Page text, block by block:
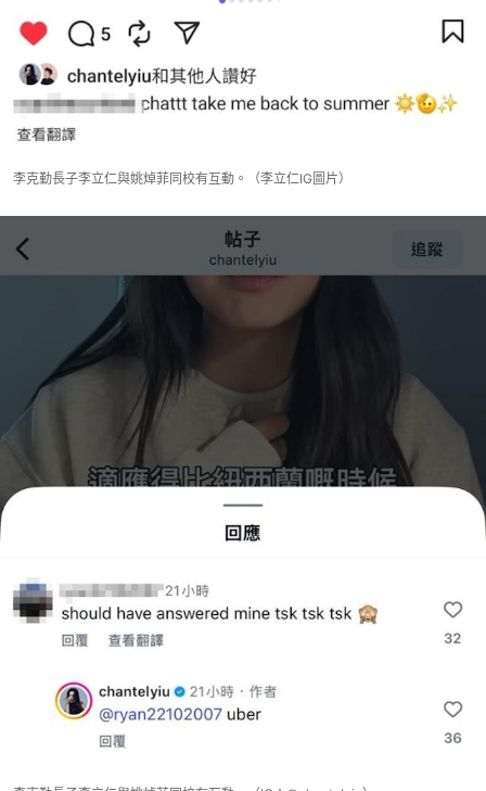
李克勤長子李立仁與姚焯菲同校有互動。（李立仁IG圖片）